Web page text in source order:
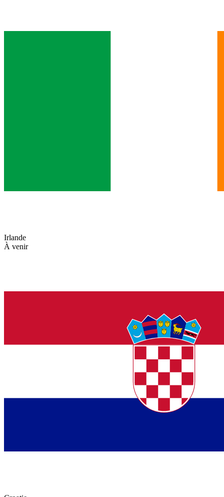
Irlande
À venir